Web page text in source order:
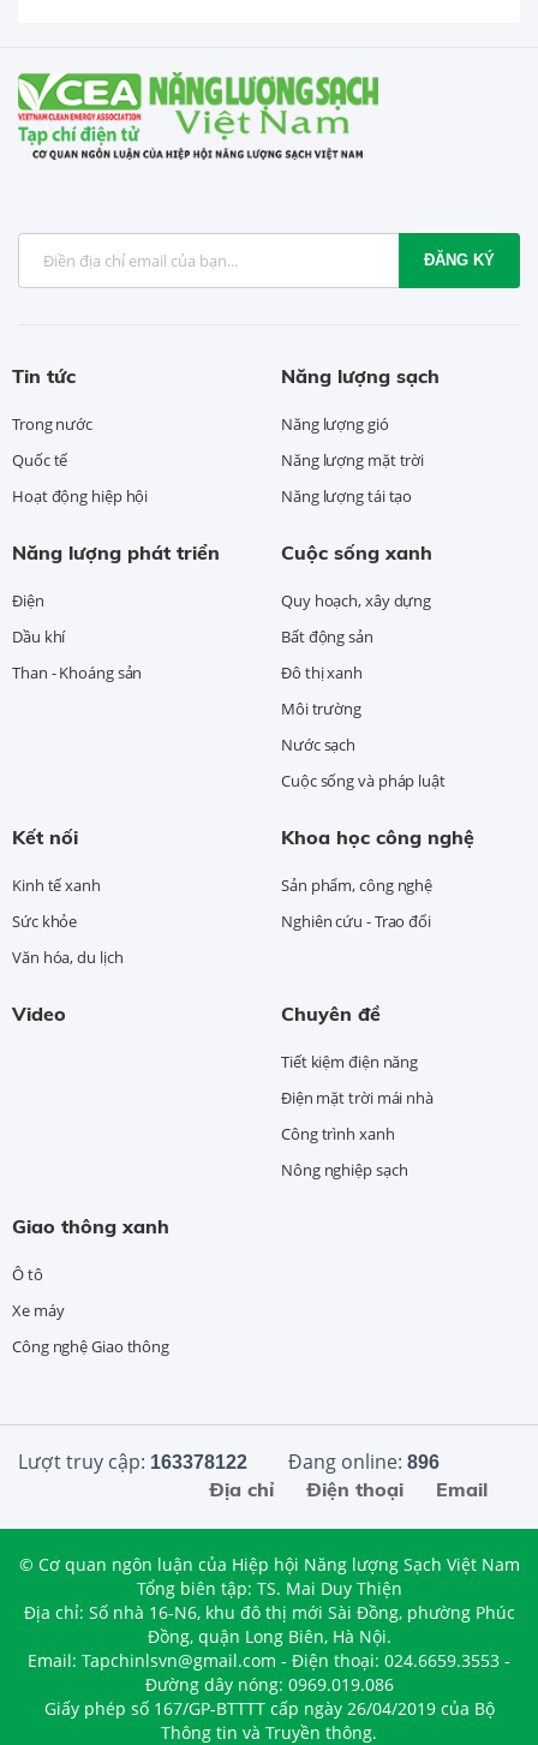
ĐĂNG KÝ
Tin tức
Trong nước
Quốc tế
Hoạt động hiệp hội
Năng lượng sạch
Năng lượng gió
Năng lượng mặt trời
Năng lượng tái tạo
Năng lượng phát triển
Điện
Dầu khí
Than - Khoáng sản
Cuộc sống xanh
Quy hoạch, xây dựng
Bất động sản
Đô thị xanh
Môi trường
Nước sạch
Cuộc sống và pháp luật
Kết nối
Kinh tế xanh
Sức khỏe
Văn hóa, du lịch
Khoa học công nghệ
Sản phẩm, công nghệ
Nghiên cứu - Trao đổi
Video Chuyên đề
Tiết kiệm điện năng
Điện mặt trời mái nhà
Công trình xanh
Nông nghiệp sạch
Giao thông xanh
Ô tô
Xe máy
Công nghệ Giao thông
Lượt truy cập: 163378122 Đang online: 896
Email
Điện thoại
Địa chỉ
© Cơ quan ngôn luận của Hiệp hội Năng lượng Sạch Việt Nam
Tổng biên tập: TS. Mai Duy Thiện
Địa chỉ: Số nhà 16-N6, khu đô thị mới Sài Đồng, phường Phúc
Đồng, quận Long Biên, Hà Nội.
Email: Tapchinlsvn@gmail.com - Điện thoại: 024.6659.3553 -
Đường dây nóng: 0969.019.086
Giấy phép số 167/GP-BTTTT cấp ngày 26/04/2019 của Bộ
Thông tin và Truyền thông.